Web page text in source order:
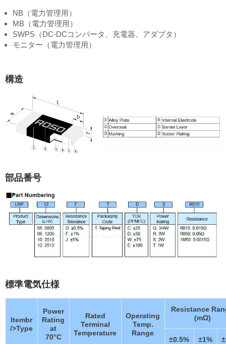
NB（電力管理用）
MB（電力管理用）
SWPS（DC-DCコンバータ、充電器、アダプタ）
モニター（電力管理用）
構造
部品番号
標準電気仕様
Itembr
/>Type
Power
Rating
at
70°C
Rated
Terminal
Temperature
Operating
Temp.
Range
Resistance
(mΩ)
±0.5% ±1%